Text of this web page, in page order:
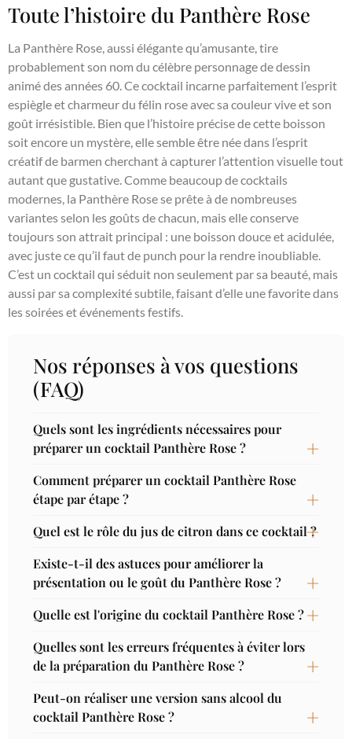
Toute l’histoire du Panthère Rose
La Panthère Rose, aussi élégante qu’amusante, tire
probablement son nom du célèbre personnage de dessin
animé des années 60. Ce cocktail incarne parfaitement l’esprit
espiègle et charmeur du félin rose avec sa couleur vive et son
goût irrésistible. Bien que l’histoire précise de cette boisson
soit encore un mystère, elle semble être née dans l’esprit
créatif de barmen cherchant à capturer l’attention visuelle tout
autant que gustative. Comme beaucoup de cocktails
modernes, la Panthère Rose se prête à de nombreuses
variantes selon les goûts de chacun, mais elle conserve
toujours son attrait principal : une boisson douce et acidulée,
avec juste ce qu’il faut de punch pour la rendre inoubliable.
C’est un cocktail qui séduit non seulement par sa beauté, mais
aussi par sa complexité subtile, faisant d’elle une favorite dans
les soirées et événements festifs.
Nos réponses à vos questions
(FAQ)
Quels sont les ingrédients nécessaires pour
préparer un cocktail Panthère Rose ?
Comment préparer un cocktail Panthère Rose
étape par étape ?
Quel est le rôle du jus de citron dans ce cocktail ?
Existe-t-il des astuces pour améliorer la
présentation ou le goût du Panthère Rose ?
Quelle est l'origine du cocktail Panthère Rose ?
Quelles sont les erreurs fréquentes à éviter lors
de la préparation du Panthère Rose ?
Peut-on réaliser une version sans alcool du
cocktail Panthère Rose ?